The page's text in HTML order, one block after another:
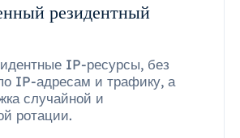
резидентный
IP-ресурсы, без
IP-адресам и трафику, а
случайной и
ротации.